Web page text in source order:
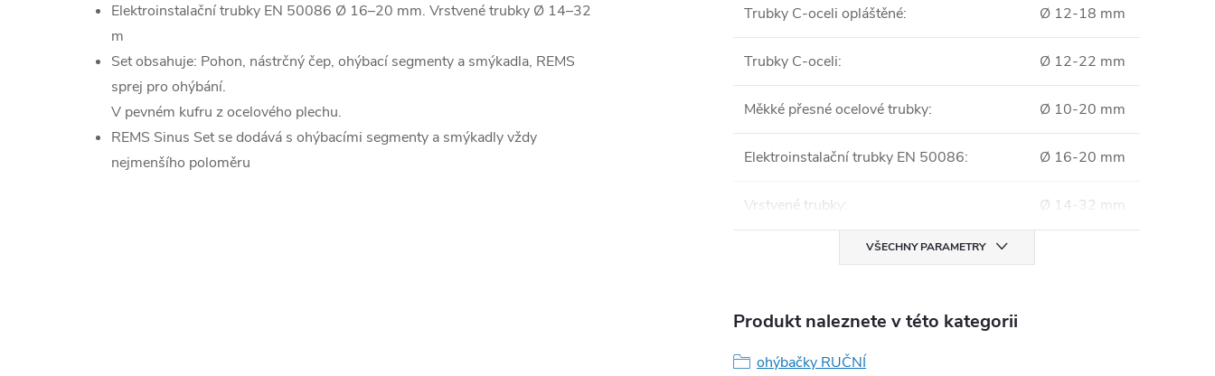
Elektroinstalační trubky EN 50086 Ø 16–20 mm. Vrstvené trubky Ø 14–32
m
Set obsahuje: Pohon, nástrčný čep, ohýbací segmenty a smýkadla, REMS
sprej pro ohýbání.
V pevném kufru z ocelového plechu.
REMS Sinus Set se dodává s ohýbacími segmenty a smýkadly vždy
nejmenšího poloměru
Trubky C-oceli opláštěné: Ø 12-18 mm
Trubky C-oceli: Ø 12-22 mm
Měkké přesné ocelové trubky: Ø 10-20 mm
Elektroinstalační trubky EN 50086: Ø 16-20 mm
Vrstvené trubky: Ø 14-32 mm
VŠECHNY PARAMETRY
Produkt naleznete v této kategorii
ohýbačky RUČNÍ